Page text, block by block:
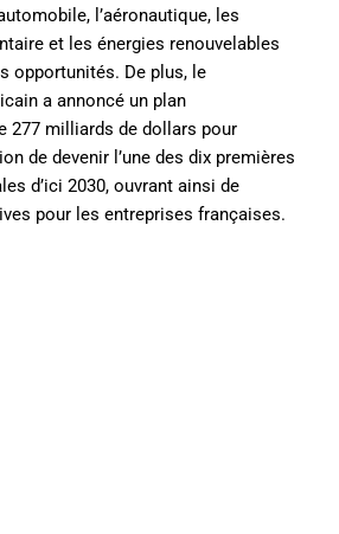
l’aéronautique, les
et les énergies renouvelables
opportunités. De plus, le
a annoncé un plan
277 milliards de dollars pour
de devenir l’une des dix premières
d’ici 2030, ouvrant ainsi de
pour les entreprises françaises.